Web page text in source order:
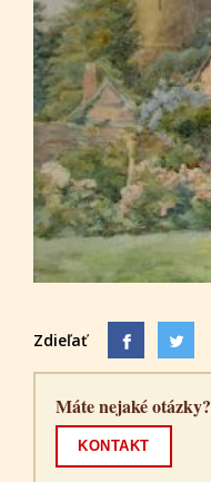
Zdieľať
Máte nejaké otázky?
KONTAKT